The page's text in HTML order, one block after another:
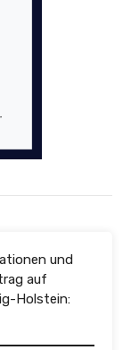
und
auf
Holstein: